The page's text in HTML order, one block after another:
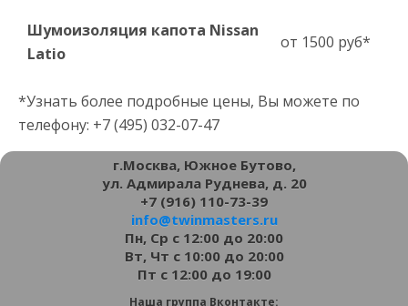
Шумоизоляция капота Nissan
Latio
от 1500 руб*
*Узнать более подробные цены, Вы можете по
телефону: +7 (495) 032-07-47
г.Москва, Южное Бутово,
ул. Адмирала Руднева, д. 20
+7 (916) 110-73-39
info@twinmasters.ru
Пн, Ср с 12:00 до 20:00
Вт, Чт с 10:00 до 20:00
Пт с 12:00 до 19:00
Наша группа Вконтакте: